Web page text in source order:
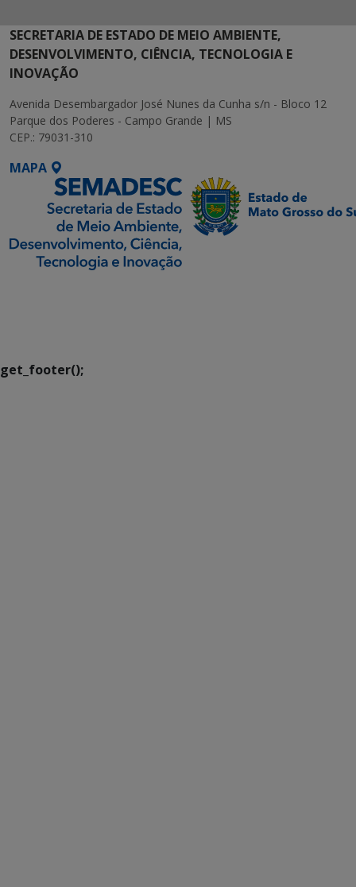
SECRETARIA DE ESTADO DE MEIO AMBIENTE,
DESENVOLVIMENTO, CIÊNCIA, TECNOLOGIA E
INOVAÇÃO
Avenida Desembargador José Nunes da Cunha s/n - Bloco 12
Parque dos Poderes - Campo Grande | MS
CEP.: 79031-310
MAPA
get_footer();